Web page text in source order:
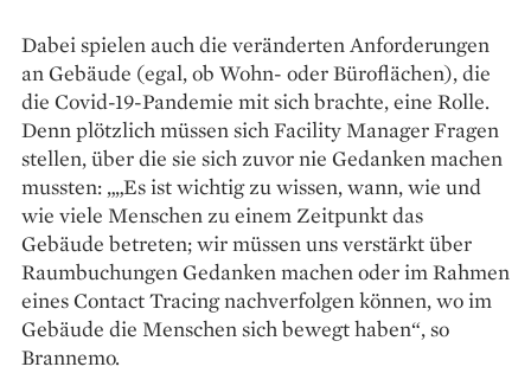
Dabei spielen auch die veränderten Anforderungen
an Gebäude (egal, ob Wohn- oder Büroflächen), die
die Covid-19-Pandemie mit sich brachte, eine Rolle.
Denn plötzlich müssen sich Facility Manager Fragen
stellen, über die sie sich zuvor nie Gedanken machen
mussten: „„Es ist wichtig zu wissen, wann, wie und
wie viele Menschen zu einem Zeitpunkt das
Gebäude betreten; wir müssen uns verstärkt über
Raumbuchungen Gedanken machen oder im Rahmen
eines Contact Tracing nachverfolgen können, wo im
Gebäude die Menschen sich bewegt haben“, so
Brannemo.